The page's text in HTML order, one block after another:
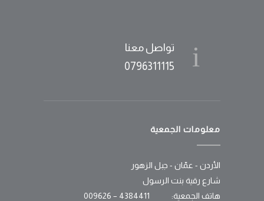
تواصل معنا
0796311115
معلومات الجمعية
الأردن - عمّان - جبل الزهور
شارع رقية بنت الرسول
هاتف الجمعية:
4384411 – 009626